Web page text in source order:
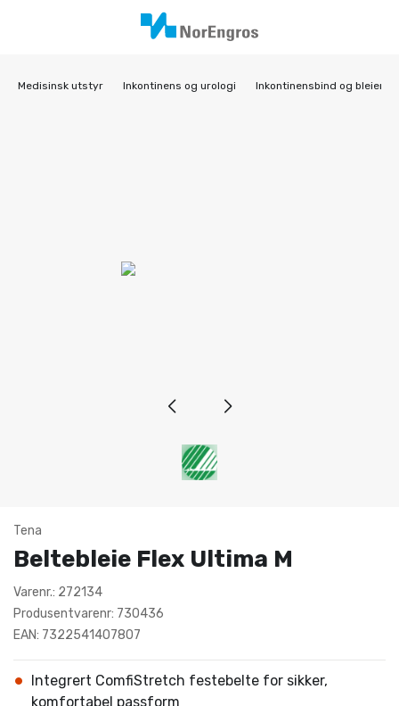
Medisinsk utstyr Inkontinens og urologi Inkontinensbind og bleier
Tena
Beltebleie Flex Ultima M
Varenr.: 272134
Produsentvarenr: 730436
EAN: 7322541407807
Integrert ComfiStretch festebelte for sikker,
komfortabel passform